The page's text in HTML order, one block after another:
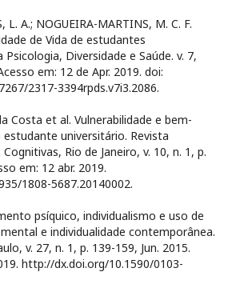
L. A.; NOGUEIRA-MARTINS, M. C. F.
de Vida de estudantes
Diversidade e Saúde. v. 7,
em: 12 de Apr. 2019. doi:
2317-3394rpds.v7i3.2086.
Costa et al. Vulnerabilidade e bem-
universitário. Revista
Rio de Janeiro, v. 10, n. 1, p.
em: 12 abr. 2019.
1808-5687.20140002.
psíquico, individualismo e uso de
e individualidade contemporânea.
v. 27, n. 1, p. 139-159, Jun. 2015.
http://dx.doi.org/10.1590/0103-